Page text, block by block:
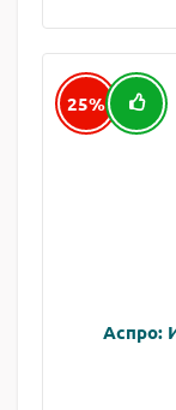
25%
Аспро: